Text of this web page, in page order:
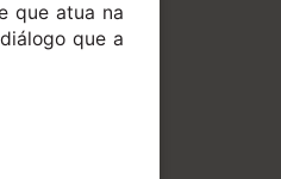
que atua na
que a